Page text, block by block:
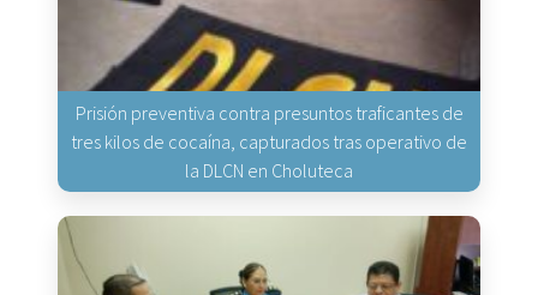
Prisión preventiva contra presuntos traficantes de
tres kilos de cocaína, capturados tras operativo de
la DLCN en Choluteca